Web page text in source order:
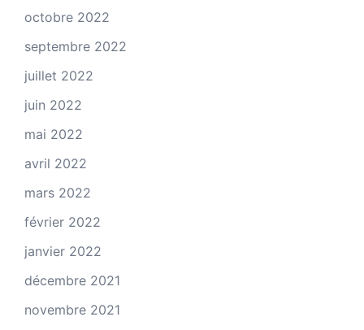
octobre 2022
septembre 2022
juillet 2022
juin 2022
mai 2022
avril 2022
mars 2022
février 2022
janvier 2022
décembre 2021
novembre 2021